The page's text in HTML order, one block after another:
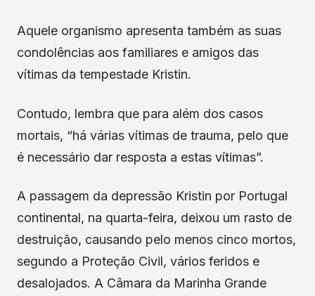
Aquele organismo apresenta também as suas
condolências aos familiares e amigos das
vítimas da tempestade Kristin.
Contudo, lembra que para além dos casos
mortais, “há várias vítimas de trauma, pelo que
é necessário dar resposta a estas vítimas”.
A passagem da depressão Kristin por Portugal
continental, na quarta-feira, deixou um rasto de
destruição, causando pelo menos cinco mortos,
segundo a Proteção Civil, vários feridos e
desalojados. A Câmara da Marinha Grande